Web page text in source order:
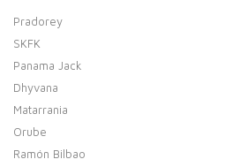
Pradorey
SKFK
Panama Jack
Dhyvana
Matarrania
Orube
Ramón Bilbao